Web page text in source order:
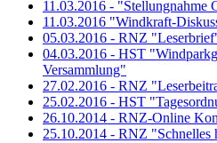
11.03.2016 - "Stellungnahme
11.03.2016 "Windkraft-
05.03.2016 - RNZ
04.03.2016 - HST
Versammlung"
27.02.2016 - RNZ
25.02.2016 - HST
26.10.2014 - RNZ-Online
25.10.2014 - RNZ "Schnelles